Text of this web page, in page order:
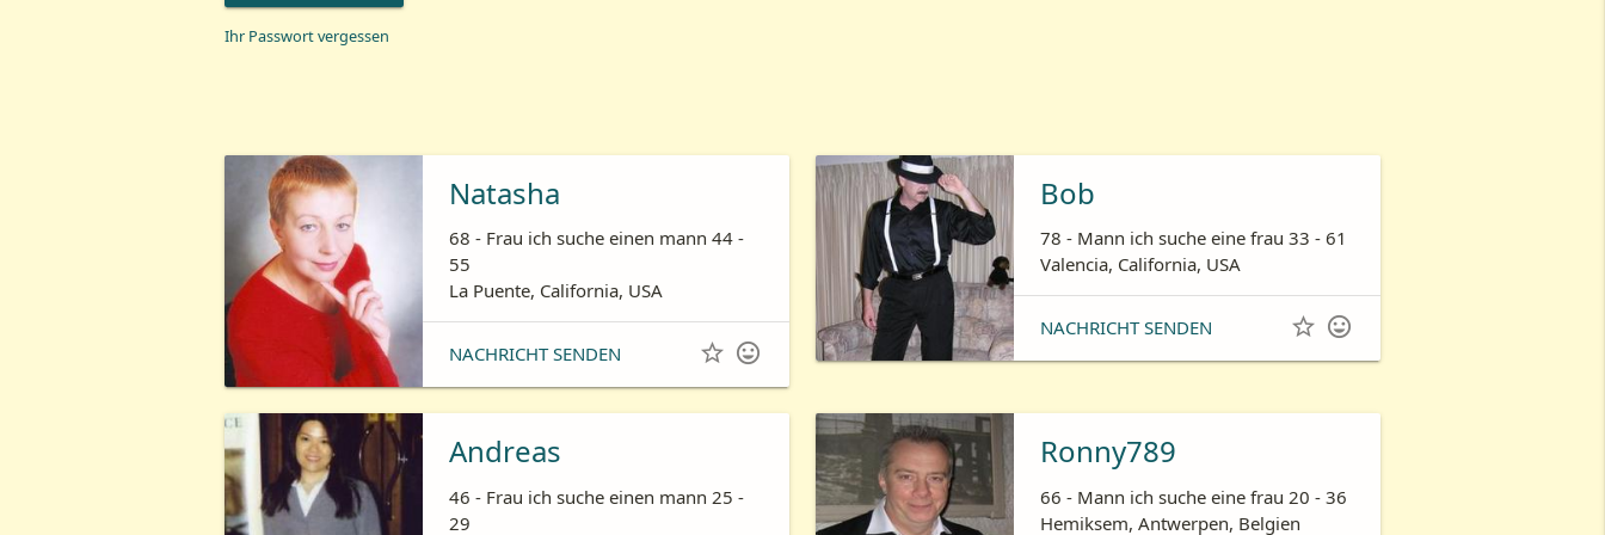
Ihr Passwort vergessen
Natasha
68 - Frau ich suche einen mann 44 -
55
La Puente, California, USA
NACHRICHT SENDEN  
Bob
78 - Mann ich suche eine frau 33 - 61
Valencia, California, USA
NACHRICHT SENDEN  
Andreas
46 - Frau ich suche einen mann 25 -
29
Ronny789
66 - Mann ich suche eine frau 20 - 36
Hemiksem, Antwerpen, Belgien